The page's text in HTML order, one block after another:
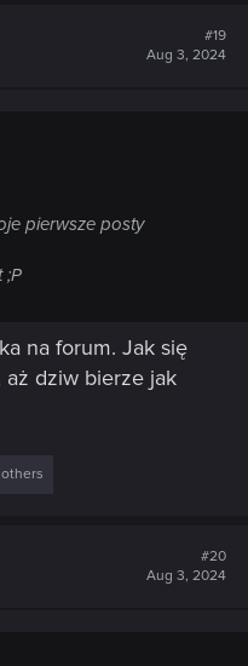
#19
Aug 3, 2024
pierwsze posty
;P
na forum. Jak się
aż dziw bierze jak
#20
Aug 3, 2024